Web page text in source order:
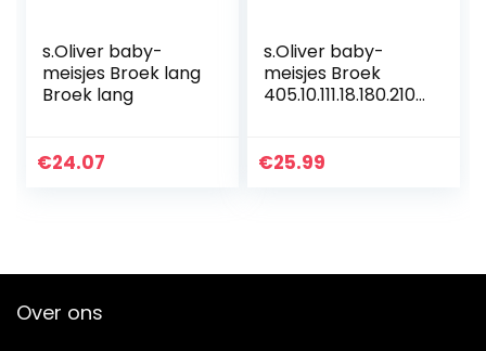
s.Oliver baby-
meisjes Broek lang
Broek lang
€24.07
s.Oliver baby-
meisjes Broek
405.10.111.18.180.2107
€25.99
Over ons